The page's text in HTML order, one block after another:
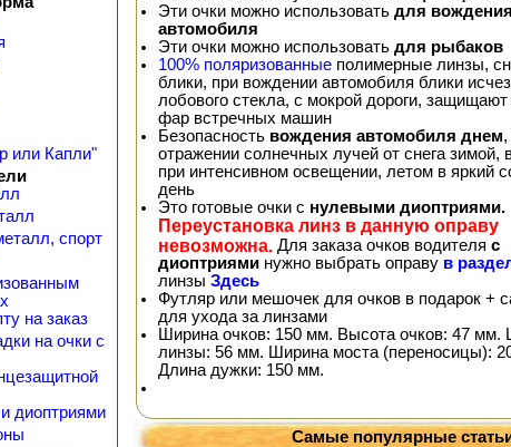
или Капли"
спорт
на заказ
на очки с
диоптриями
Эти очки можно использовать для вождения
автомобиля
Эти очки можно использовать для рыбаков
100% поляризованные полимерные линзы,
блики, при вождении автомобиля блики
лобового стекла, с мокрой дороги, защищают
фар встречных машин
Безопасность вождения автомобиля днем
отражении солнечных лучей от снега зимой,
при интенсивном освещении, летом в яркий
день
Это готовые очки с нулевыми диоптриями.
Переустановка линз в данную оправу
невозможна. Для заказа очков водителя с
диоптриями нужно выбрать оправу в
линзы Здесь
Футляр или мешочек для очков в подарок +
для ухода за линзами
Ширина очков: 150 мм. Высота очков: 47 мм.
линзы: 56 мм. Ширина моста (переносицы):
Длина дужки: 150 мм.
Самые популярные